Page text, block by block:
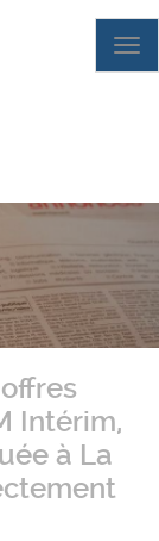
Intérim,
à La